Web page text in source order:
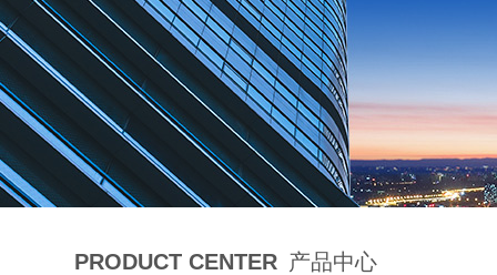
PRODUCT CENTER 产品中心